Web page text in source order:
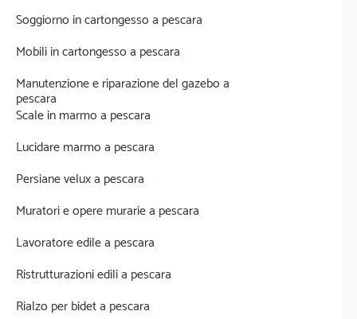
Soggiorno in cartongesso a pescara
Mobili in cartongesso a pescara
Manutenzione e riparazione del gazebo a
pescara
Scale in marmo a pescara
Lucidare marmo a pescara
Persiane velux a pescara
Muratori e opere murarie a pescara
Lavoratore edile a pescara
Ristrutturazioni edili a pescara
Rialzo per bidet a pescara